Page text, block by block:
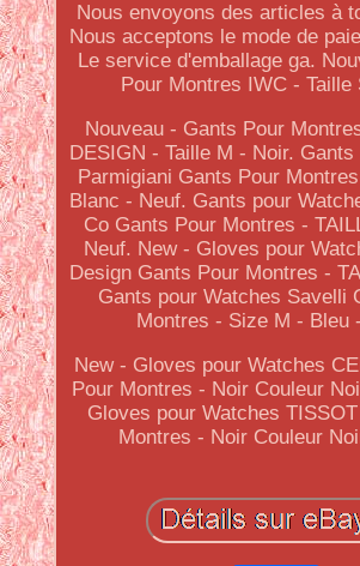
Nous envoyons des articles à
Nous acceptons le mode de
Le service d'emballage ga.
Pour Montres IWC - Taille
Nouveau - Gants Pour
DESIGN - Taille M - Noir. Gants
Parmigiani Gants Pour
Blanc - Neuf. Gants pour
Co Gants Pour Montres -
Neuf. New - Gloves pour
Design Gants Pour Montres -
Gants pour Watches Savelli
Montres - Size M - Bleu
New - Gloves pour Watches
Pour Montres - Noir Couleur
Gloves pour Watches
Montres - Noir Couleur